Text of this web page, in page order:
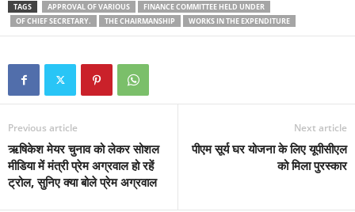
TAGS APPROVAL OF VARIOUS
FINANCE COMMITTEE HELD UNDER
OF CHIEF SECRETARY.
THE CHAIRMANSHIP WORKS IN THE EXPENDITURE
Previous article
ऋषिकेश मेयर चुनाव को लेकर सोशल
मीडिया में मंत्री प्रेम अग्रवाल हो रहें
ट्रोल, सुनिए क्या बोले प्रेम अग्रवाल
Next article
पीएम सूर्य घर योजना के लिए यूपीसीएल
को मिला पुरस्कार